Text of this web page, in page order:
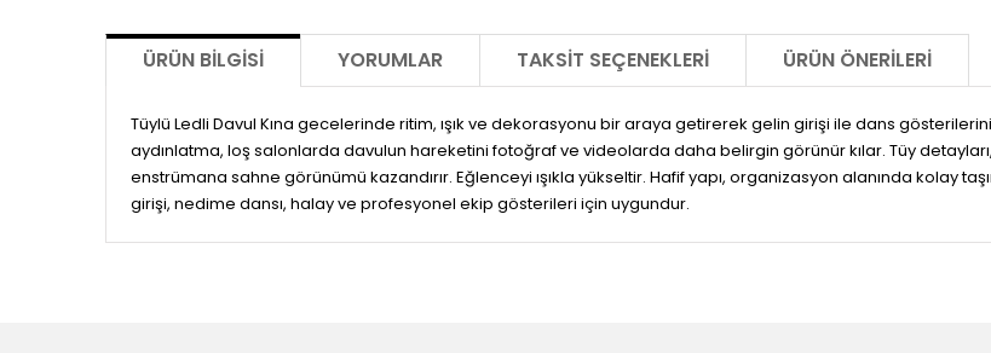
ÜRÜN BILGISI YORUMLAR TAKSIT SEÇENEKLERI ÜRÜN ÖNERILERI
Tüylü Ledli Davul Kına gecelerinde ritim, ışık ve dekorasyonu bir araya getirerek gelin girişi ile dans
aydınlatma, loş salonlarda davulun hareketini fotoğraf ve videolarda daha belirgin görünür kılar. Tüy
enstrümana sahne görünümü kazandırır. Eğlenceyi ışıkla yükseltir. Hafif yapı, organizasyon alanında kolay
girişi, nedime dansı, halay ve profesyonel ekip gösterileri için uygundur.